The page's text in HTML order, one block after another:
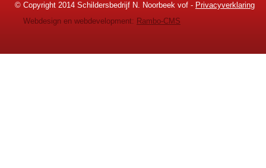
© Copyright 2014 Schildersbedrijf N. Noorbeek vof - Privacyverklaring
Webdesign en webdevelopment: Rambo-CMS